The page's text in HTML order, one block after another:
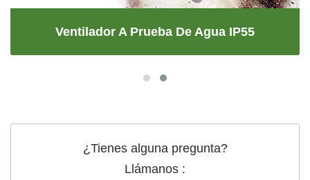
Ventilador A Prueba De Agua IP55
¿Tienes alguna pregunta?
Llámanos :